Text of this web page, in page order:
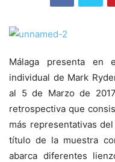
Málaga presenta en
individual de Mark
al 5 de Marzo de
retrospectiva que
más representativas
título de la muestra
abarca diferentes